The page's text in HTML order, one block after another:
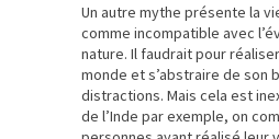
Un autre mythe présente la
comme incompatible avec
nature. Il faudrait pour
monde et s’abstraire de son
distractions. Mais cela est
de l’Inde par exemple, on